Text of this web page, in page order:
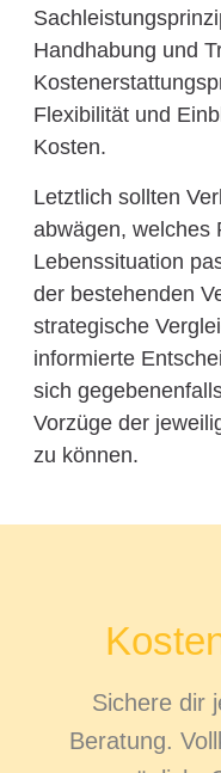
Handhabung und
Flexibilität und
Kosten.
Letztlich sollten
abwägen, welches
Lebenssituation
der bestehenden
strategische
informierte
sich
Vorzüge der
zu können.
Sichere dir
Beratung.